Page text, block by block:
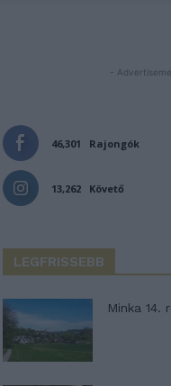
-
46,301 Rajongók
13,262 Követő
LEGFRISSEBB
Minka 14.